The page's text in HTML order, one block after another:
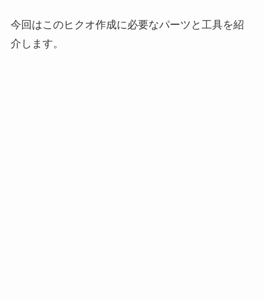
今回はこのヒクオ作成に必要なパーツと工具を紹
介します。